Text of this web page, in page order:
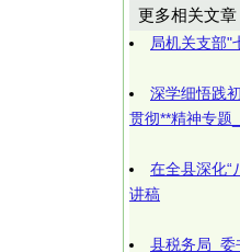
更多相关文章
局机关支部"
深学细悟践
贯彻**精神专题
在全县深化“
讲稿
县税务局_委